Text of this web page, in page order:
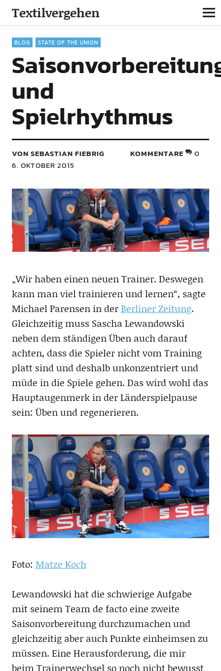
Textilvergehen
BLOG STATE OF THE UNION
und
Spielrhythmus
VON SEBASTIAN FIEBRIG
6. OKTOBER 2015
KOMMENTARE 0
„Wir haben einen neuen Trainer. Deswegen
kann man viel trainieren und lernen“, sagte
Michael Parensen in derBerliner Zeitung.
Gleichzeitig muss Sascha Lewandowski
neben dem ständigen Üben auch darauf
achten, dass die Spieler nicht vom Training
platt sind und deshalb unkonzentriert und
müde in die Spiele gehen. Das wird wohl das
Hauptaugenmerk in der Länderspielpause
sein: Üben und regenerieren.
Foto: Matze Koch
Lewandowski hat die schwierige Aufgabe
mit seinem Team de facto eine zweite
Saisonvorbereitung durchzumachen und
gleichzeitig aber auch Punkte einheimsen zu
müssen. Eine Herausforderung, die mir
beim Trainerwechsel so noch nicht bewusst